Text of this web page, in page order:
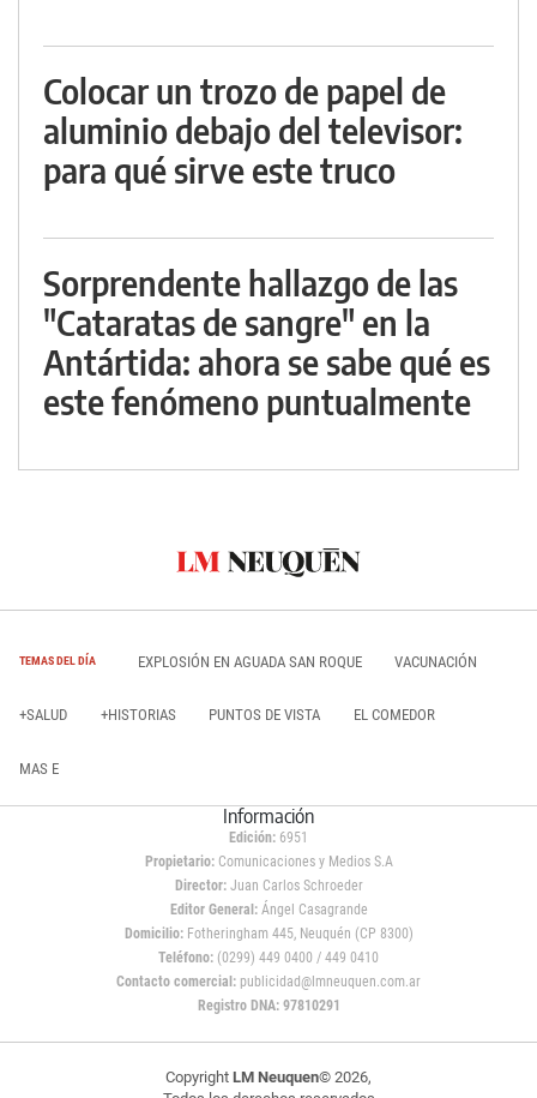
Colocar un trozo de papel de
aluminio debajo del televisor:
para qué sirve este truco
Sorprendente hallazgo de las
"Cataratas de sangre" en la
Antártida: ahora se sabe qué es
este fenómeno puntualmente
TEMAS DEL DÍA EXPLOSIÓN EN AGUADA SAN ROQUE VACUNACIÓN
+SALUD +HISTORIAS PUNTOS DE VISTA EL COMEDOR
MAS E
Información
Edición: 6951
Propietario:Comunicaciones y Medios S.A
Director: Juan Carlos Schroeder
Editor General:Ángel Casagrande
Domicilio:Fotheringham 445, Neuquén (CP 8300)
Teléfono: (0299) 449 0400 / 449 0410
Contacto comercial: publicidad@lmneuquen.com.ar
Registro DNA: 97810291
Copyright LM Neuquen© 2026,